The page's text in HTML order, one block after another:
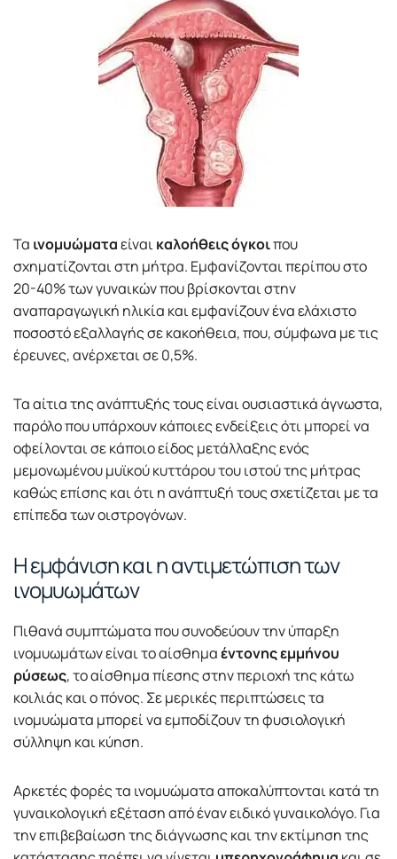
Τα ινομυώματαείναικαλοήθεις όγκοιπου
σχηματίζονται στη μήτρα. Εμφανίζονται περίπου στο
20-40% των γυναικών που βρίσκονται στην
αναπαραγωγική ηλικία και εμφανίζουν ένα ελάχιστο
ποσοστό εξαλλαγής σε κακοήθεια, που, σύμφωνα με τις
έρευνες, ανέρχεται σε 0,5%.
Τα αίτια της ανάπτυξής τους είναι ουσιαστικά άγνωστα,
παρόλο που υπάρχουν κάποιες ενδείξεις ότι μπορεί να
οφείλονται σε κάποιο είδος μετάλλαξης ενός
μεμονωμένου μυϊκού κυττάρου του ιστού της μήτρας
καθώς επίσης και ότι η ανάπτυξή τους σχετίζεται με τα
επίπεδα των οιστρογόνων.
Η εμφάνιση και η αντιμετώπιση των
ινομυωμάτων
Πιθανά συμπτώματα που συνοδεύουν την ύπαρξη
ινομυωμάτων είναι το αίσθημαέντονης εμμήνου
ρύσεως, το αίσθημα πίεσης στην περιοχή της κάτω
κοιλιάς και ο πόνος. Σε μερικές περιπτώσεις τα
ινομυώματα μπορεί να εμποδίζουν τη φυσιολογική
σύλληψη και κύηση.
Αρκετές φορές τα ινομυώματα αποκαλύπτονται κατά τη
γυναικολογική εξέταση από έναν ειδικό γυναικολόγο. Για
την επιβεβαίωση της διάγνωσης και την εκτίμηση της